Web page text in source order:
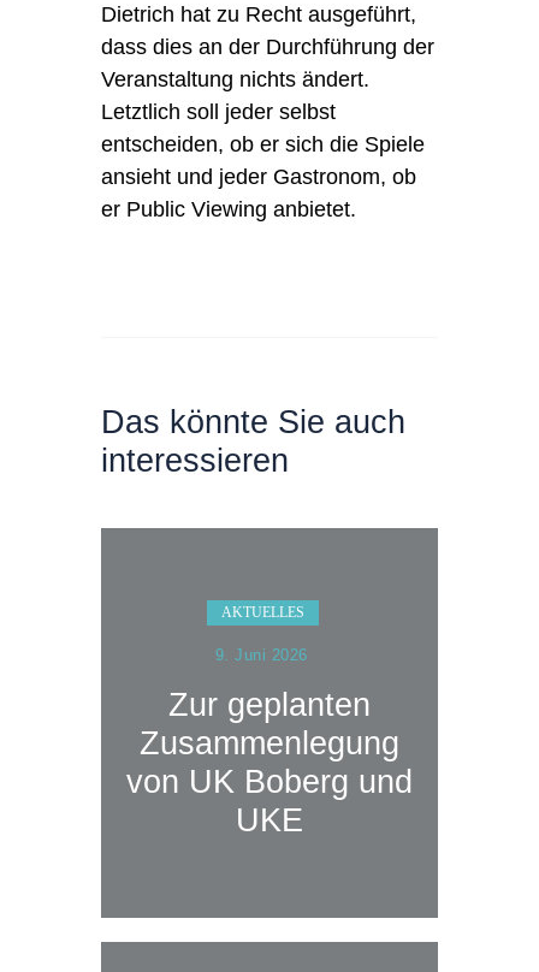
Dietrich hat zu Recht ausgeführt,
dass dies an der Durchführung der
Veranstaltung nichts ändert.
Letztlich soll jeder selbst
entscheiden, ob er sich die Spiele
ansieht und jeder Gastronom, ob
er Public Viewing anbietet.
Das könnte Sie auch
interessieren
AKTUELLES
9. Juni 2026
Zur geplanten
Zusammenlegung
von UK Boberg und
UKE